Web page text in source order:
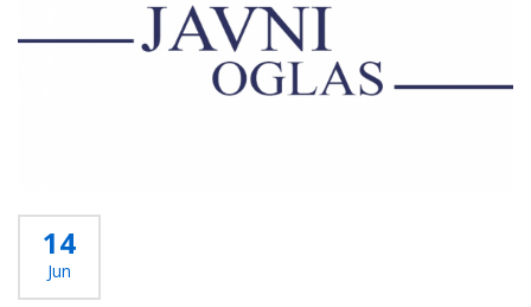
14
Jun